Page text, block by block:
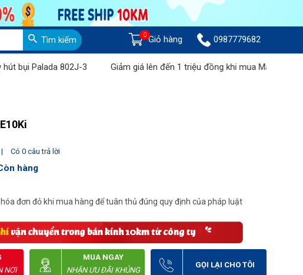
Tìm kiếm 0 Giỏ hàng 0987779682
Palada 802J-3 Giảm giá lên đến 1 triệu đồng khi mua Máy chà sàn liên
|
Có 0 câu trả lời
hàng
đơn đỏ khi mua hàng để tuân thủ đúng quy định của pháp luật
NƠI
MUA NGAY
NHẬN ƯU ĐÃI KHỦNG
GỌI LẠI CHO TÔI